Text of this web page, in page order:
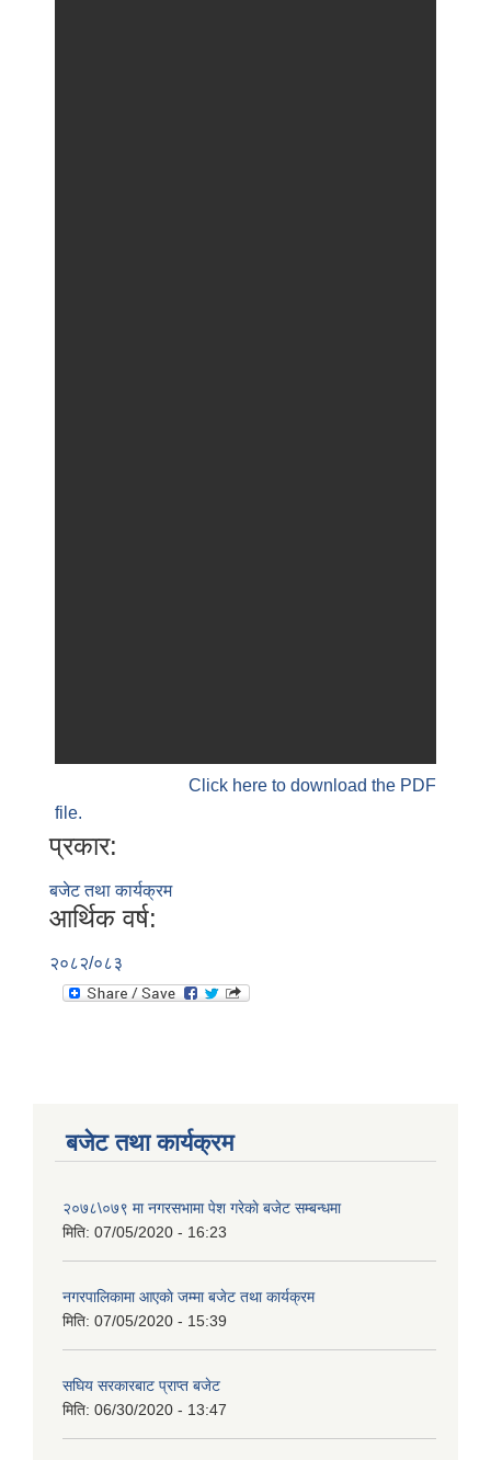
Click here to download the PDF
file.
प्रकार:
बजेट तथा कार्यक्रम
आर्थिक वर्ष:
२०८२/०८३
बजेट तथा कार्यक्रम
२०७८\०७९ मा नगरसभामा पेश गरेकाे बजेट सम्बन्धमा
मिति: 07/05/2020 - 16:23
नगरपालिकामा आएकाे जम्मा बजेट तथा कार्यक्रम
मिति: 07/05/2020 - 15:39
सघिय सरकारबाट प्राप्त बजेट
मिति: 06/30/2020 - 13:47